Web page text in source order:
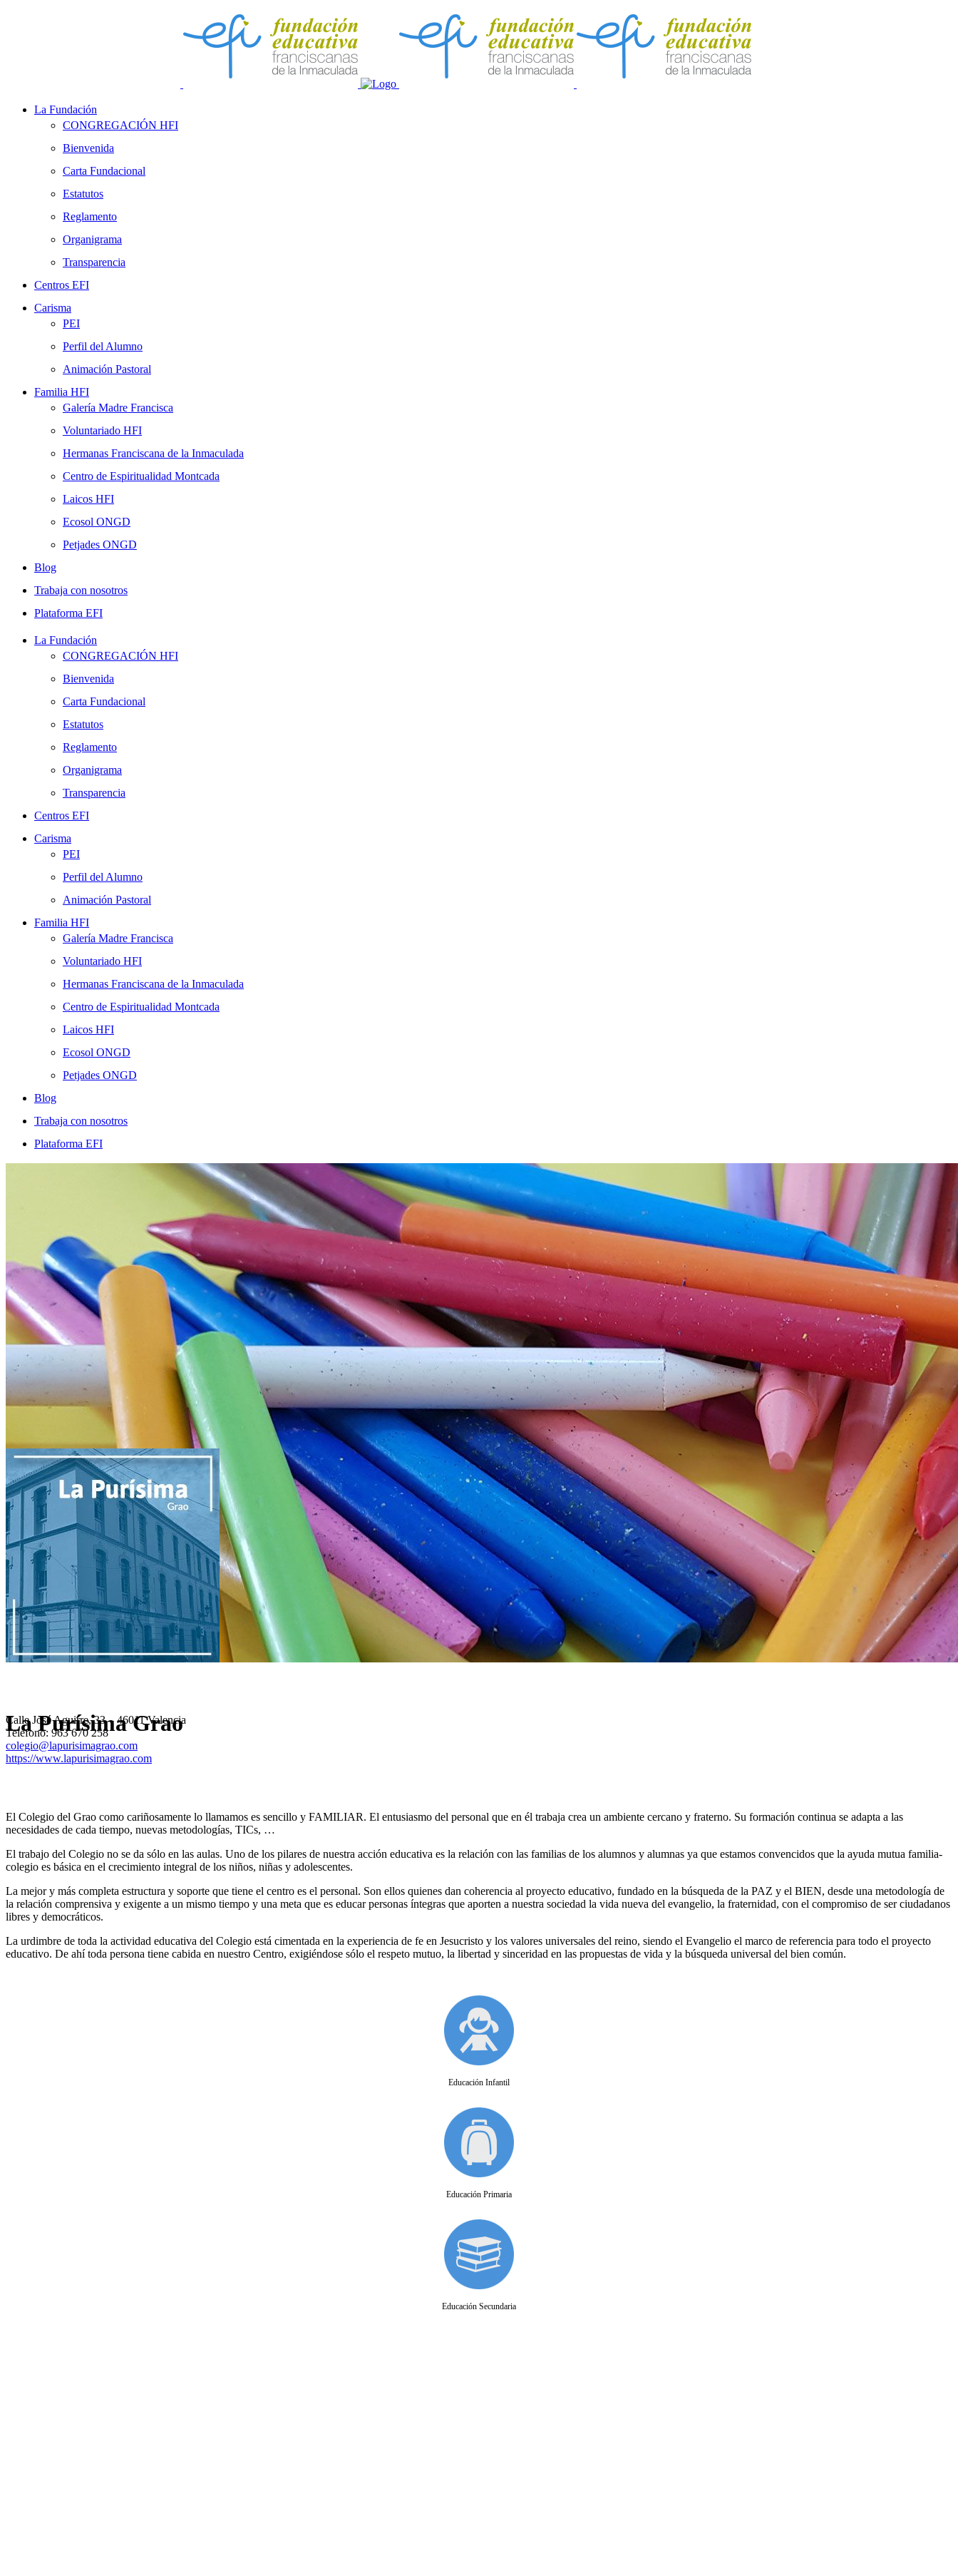
La Fundación
CONGREGACIÓN HFI
Bienvenida
Carta Fundacional
Estatutos
Reglamento
Organigrama
Transparencia
Centros EFI
Carisma
PEI
Perfil del Alumno
Animación Pastoral
Familia HFI
Galería Madre Francisca
Voluntariado HFI
Hermanas Franciscana de la Inmaculada
Centro de Espiritualidad Montcada
Laicos HFI
Ecosol ONGD
Petjades ONGD
Blog
Trabaja con nosotros
Plataforma EFI
La Fundación
CONGREGACIÓN HFI
Bienvenida
Carta Fundacional
Estatutos
Reglamento
Organigrama
Transparencia
Centros EFI
Carisma
PEI
Perfil del Alumno
Animación Pastoral
Familia HFI
Galería Madre Francisca
Voluntariado HFI
Hermanas Franciscana de la Inmaculada
Centro de Espiritualidad Montcada
Laicos HFI
Ecosol ONGD
Petjades ONGD
Blog
Trabaja con nosotros
Plataforma EFI
La Purísima Grao
Calle José Aguirre, 33 – 46011 Valencia
Teléfono: 963 670 258
colegio@lapurisimagrao.com
https://www.lapurisimagrao.com
El Colegio del Grao como cariñosamente lo llamamos es sencillo y FAMILIAR. El entusiasmo del personal que en él trabaja crea un ambiente cercano y fraterno. Su formación continua se adapta a las
necesidades de cada tiempo, nuevas metodologías, TICs, …
El trabajo del Colegio no se da sólo en las aulas. Uno de los pilares de nuestra acción educativa es la relación con las familias de los alumnos y alumnas ya que estamos convencidos que la ayuda mutua familia-
colegio es básica en el crecimiento integral de los niños, niñas y adolescentes.
La mejor y más completa estructura y soporte que tiene el centro es el personal. Son ellos quienes dan coherencia al proyecto educativo, fundado en la búsqueda de la PAZ y el BIEN, desde una metodología de
la relación comprensiva y exigente a un mismo tiempo y una meta que es educar personas íntegras que aporten a nuestra sociedad la vida nueva del evangelio, la fraternidad, con el compromiso de ser ciudadanos
libres y democráticos.
La urdimbre de toda la actividad educativa del Colegio está cimentada en la experiencia de fe en Jesucristo y los valores universales del reino, siendo el Evangelio el marco de referencia para todo el proyecto
educativo. De ahí toda persona tiene cabida en nuestro Centro, exigiéndose sólo el respeto mutuo, la libertad y sinceridad en las propuestas de vida y la búsqueda universal del bien común.
Educación Infantil
Educación Primaria
Educación Secundaria